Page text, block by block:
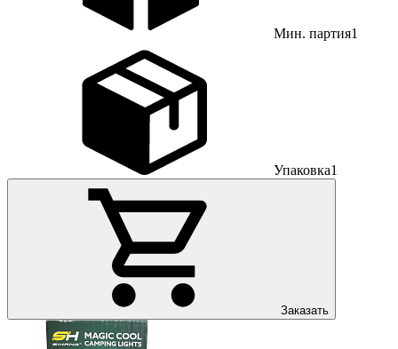
Мин. партия1
Упаковка1
Заказать